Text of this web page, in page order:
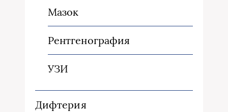
Мазок
Рентгенография
УЗИ
Дифтерия